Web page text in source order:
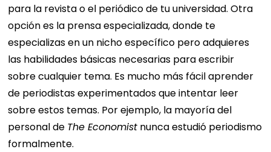
para la revista o el periódico de tu universidad. Otra
opción es la prensa especializada, donde te
especializas en un nicho específico pero adquieres
las habilidades básicas necesarias para escribir
sobre cualquier tema. Es mucho más fácil aprender
de periodistas experimentados que intentar leer
sobre estos temas. Por ejemplo, la mayoría del
personal de The Economist nunca estudió periodismo
formalmente.